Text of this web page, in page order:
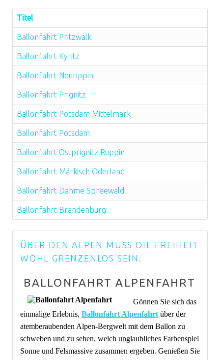
Titel
Ballonfahrt Pritzwalk
Ballonfahrt Kyritz
Ballonfahrt Neurippin
Ballonfahrt Prignitz
Ballonfahrt Potsdam Mittelmark
Ballonfahrt Potsdam
Ballonfahrt Ostprignitz Ruppin
Ballonfahrt Märkisch Oderland
Ballonfahrt Dahme Spreewald
Ballonfahrt Brandenburg
ÜBER DEN ALPEN MUSS DIE FREIHEIT
WOHL GRENZENLOS SEIN.
BALLONFAHRT ALPENFAHRT
Gönnen Sie sich das
einmalige Erlebnis, Ballonfahrt Alpenfahrt über der
atemberaubenden Alpen-Bergwelt mit dem Ballon zu
schweben und zu sehen, welch unglaubliches Farbenspiel
Sonne und Felsmassive zusammen ergeben. Genießen Sie